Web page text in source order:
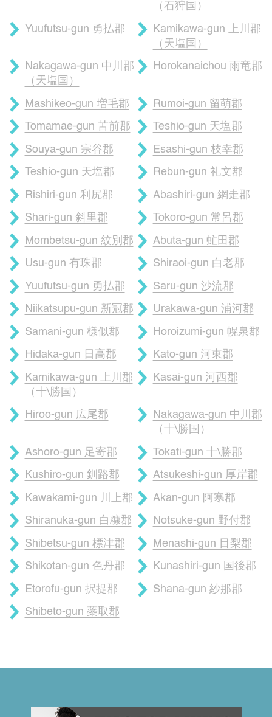
（石狩国）
Yuufutsu-gun 勇払郡
Kamikawa-gun 上川郡
（天塩国）
Nakagawa-gun 中川郡
（天塩国）
Horokanaichou 雨竜郡
Mashikeo-gun 増毛郡 Rumoi-gun 留萌郡
Tomamae-gun 苫前郡 Teshio-gun 天塩郡
Souya-gun 宗谷郡 Esashi-gun 枝幸郡
Teshio-gun 天塩郡 Rebun-gun 礼文郡
Rishiri-gun 利尻郡 Abashiri-gun 網走郡
Shari-gun 斜里郡 Tokoro-gun 常呂郡
Mombetsu-gun 紋別郡 Abuta-gun 虻田郡
Usu-gun 有珠郡 Shiraoi-gun 白老郡
Yuufutsu-gun 勇払郡 Saru-gun 沙流郡
Niikatsupu-gun 新冠郡 Urakawa-gun 浦河郡
Samani-gun 様似郡 Horoizumi-gun 幌泉郡
Hidaka-gun 日高郡 Kato-gun 河東郡
Kamikawa-gun 上川郡
（十\勝国）
Kasai-gun 河西郡
Hiroo-gun 広尾郡
Nakagawa-gun 中川郡
（十\勝国）
Ashoro-gun 足寄郡 Tokati-gun 十\勝郡
Kushiro-gun 釧路郡 Atsukeshi-gun 厚岸郡
Kawakami-gun 川上郡 Akan-gun 阿寒郡
Shiranuka-gun 白糠郡 Notsuke-gun 野付郡
Shibetsu-gun 標津郡 Menashi-gun 目梨郡
Shikotan-gun 色丹郡 Kunashiri-gun 国後郡
Etorofu-gun 択捉郡 Shana-gun 紗那郡
Shibeto-gun 蘂取郡